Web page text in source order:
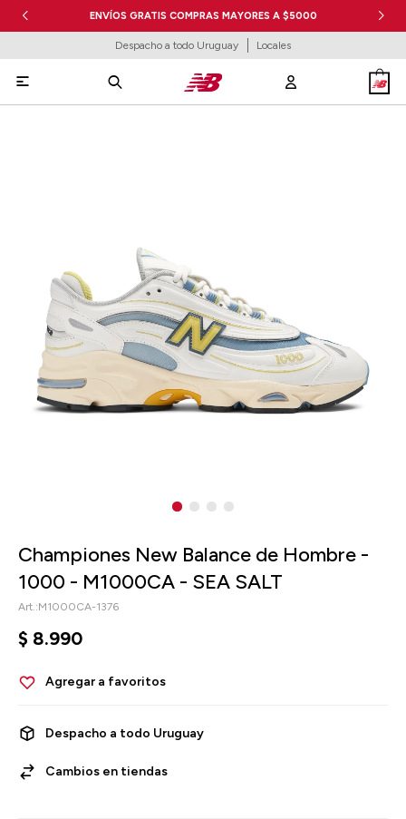
ENVÍOS GRATIS COMPRAS MAYORES A $5000
Despacho a todo Uruguay Locales

Championes New Balance de Hombre -
1000 - M1000CA - SEA SALT
M1000CA-1376
$ 8.990
Despacho a todo Uruguay
Cambios en tiendas